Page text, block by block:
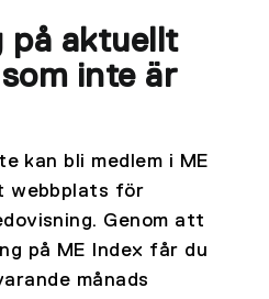
på aktuellt
inte är
kan bli medlem i ME
webbplats för
Genom att
på ME Index får du
månads